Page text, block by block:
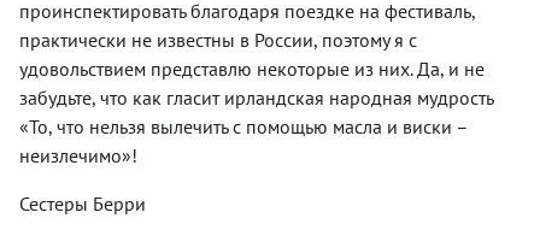
проинспектировать благодаря поездке на фестиваль,
практически не известны в России, поэтому я с
удовольствием представлю некоторые из них. Да, и не
забудьте, что как гласит ирландская народная мудрость
«То, что нельзя вылечить с помощью масла и виски –
неизлечимо»!
Сестеры Берри